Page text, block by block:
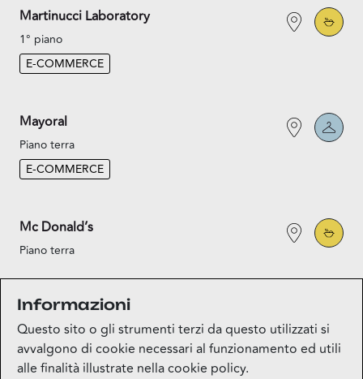
Martinucci Laboratory
1° piano
E-COMMERCE
Mayoral
Piano terra
E-COMMERCE
Mc Donald’s
Piano terra
Medi-market
Piano terra
Informazioni
Questo sito o gli strumenti terzi da questo utilizzati si
avvalgono di cookie necessari al funzionamento ed utili
alle finalità illustrate nella cookie policy.